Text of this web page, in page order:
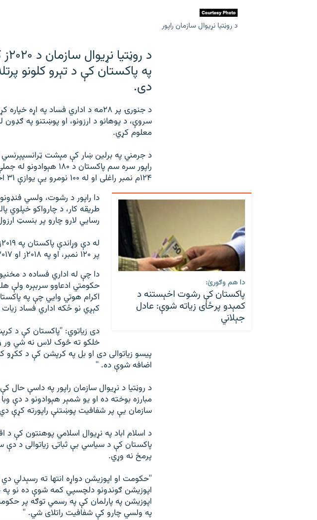
د روڼتیا نړیوال سازمان راپور
د
په پاکستان کې د تېرو کلونو
دی.
معلوم کړي.
راپور سره سم
۱۲۴م نمبر راغلی او له ۱۰۰ نومرو يې يوازې ۳۱ اخيستې دي.
دا هم وګورئ:
پاکستان کې رشوت اخېستنه د
کمېدو پرځای زیاته شوې: عادل
جېلاني
دا راپور د رشوت، ولسي
طريقه کار، د چارواکو خپلوي
رسايي لارو چارو پر بنسټ
پر ۱۲۰ نمبر، او په ۲۰۱۸ز او ۲۰۱۷ز کلونو کې پر ۱۱۷م نمبر راغلی و.
دا چې له اداري فساده د
حکومتي ادعاوو سربېره ولې
اکرام هوتي وايي چې په
کېږي نو ځکه اداري فساد
دی زیاتوي: ''پاکستان کې د
خلکو ته څوک لاس نه شي ور
پيسو زياتوالی دی او بل په کرپشن کې د
اضافه شوې ده. ''
د روڼتيا د نړيوال سازمان راپور په داسې
مبارزه بوخته ده او يو شمېر هېوادونو د دې
سازمان يې پر شفافيت پوښتنې راپورته کړې
د اسلام اباد په نړيوال اسلامي پوهنتون کې
پاکستان کې د سياسي بې ثباتۍ زياتوالی
پرمخ نه وړي.
''حکومت او اپوزيشن دواړه انتها ته رسېدلي
اپوزيشن ګوندونو دلچسپي کمه شوې ده نو
اپوزيشن په پارلمان کې په رسمي توګه پر
په ولسي چارو کې شفافيت راتلای شي. ''